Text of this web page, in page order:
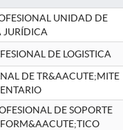
UNIDAD DE
JURÍDICA
DE LOGISTICA
DE TR&AACUTE;MITE
DE SOPORTE